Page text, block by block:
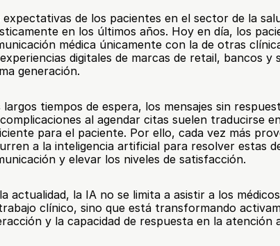
expectativas de los pacientes en el sector de la
en los últimos años. Hoy en día, los
médica únicamente con la de otras
digitales de marcas de retail, bancos y
generación.
largos tiempos de espera, los mensajes sin
al agendar citas suelen traducirse
para el paciente. Por ello, cada vez más
a la inteligencia artificial para resolver estas
y elevar los niveles de satisfacción.
actualidad, la IA no se limita a asistir a los
clínico, sino que está transformando
y la capacidad de respuesta en la atención